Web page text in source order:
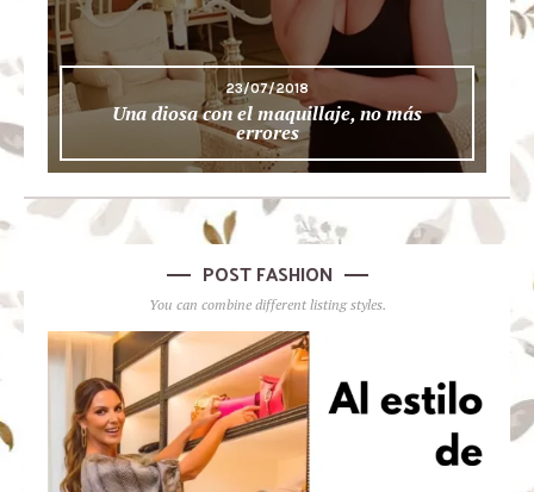
23/07/2018
Una diosa con el maquillaje, no más
errores
POST FASHION
You can combine different listing styles.